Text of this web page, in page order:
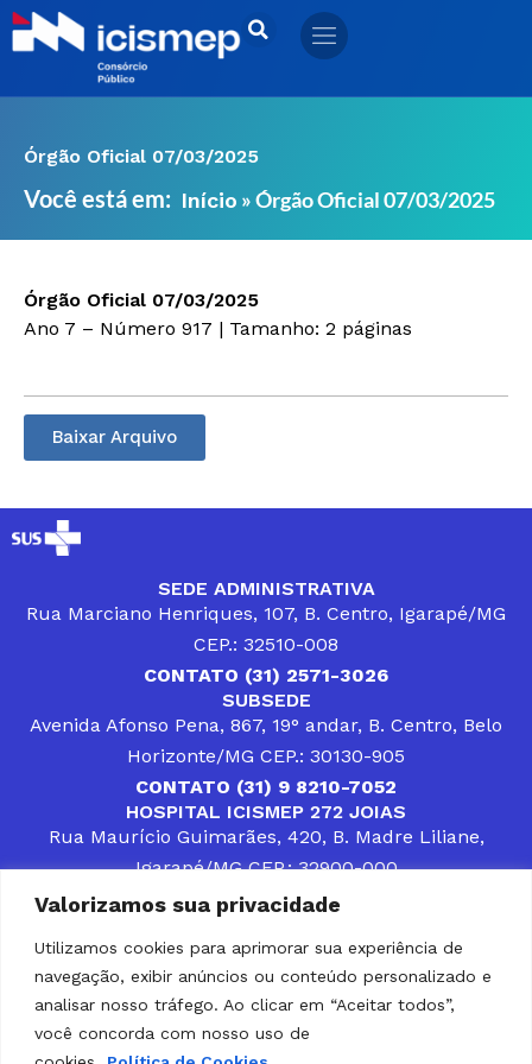
Valorizamos sua privacidade
Utilizamos cookies para aprimorar sua experiência de
navegação, exibir anúncios ou conteúdo personalizado e
analisar nosso tráfego. Ao clicar em “Aceitar todos”,
você concorda com nosso uso de
Ir
para
Órgão Oficial 07/03/2025
Você está em: Início »Órgão Oficial 07/03/2025
Órgão Oficial 07/03/2025
Ano 7 – Número 917 | Tamanho: 2 páginas
Baixar Arquivo
SEDE ADMINISTRATIVA
Rua Marciano Henriques, 107, B. Centro, Igarapé/MG
CEP.: 32510-008
CONTATO (31) 2571-3026
SUBSEDE
Avenida Afonso Pena, 867, 19° andar, B. Centro, Belo
Horizonte/MG CEP.: 30130-905
CONTATO (31) 9 8210-7052
HOSPITAL ICISMEP 272 JOIAS
Rua Maurício Guimarães, 420, B. Madre Liliane,
Igarapé/MG CEP.: 32900-000
CONTATOS (31) 3512-4400 ou (31) 9 8309-8660
DESENVOLVER SOLUÇÕES, AÇÕES E SERVIÇOS
PÚBLICOS QUE COMPLEMENTEM A ASSISTÊNCIA À
POPULAÇÃO DA REGIÃO EM QUE ATUA, SENDO
PARCEIRO DOS MUNICÍPIOS CONSORCIADOS NA
SOLUÇÃO DE DIFICULDADES ENFRENTADAS POR
GESTORES MUNICIPAIS, É O COMPROMISSO DO
ICISMEP.